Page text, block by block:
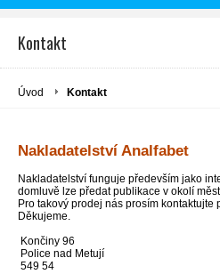
Kontakt
Úvod Kontakt
Nakladatelství Analfabet
Nakladatelství funguje především jako
domluvě lze předat publikace v okolí
Pro takový prodej nás prosím
Děkujeme.
Končiny 96
Police nad Metují
549 54